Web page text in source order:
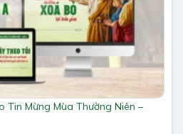
Tin Mừng Mùa Thường Niên –